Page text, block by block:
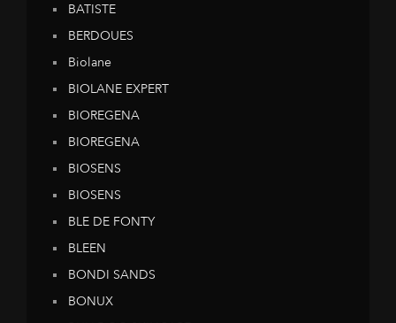
BATISTE
BERDOUES
Biolane
BIOLANE EXPERT
BIOREGENA
BIOREGENA
BIOSENS
BIOSENS
BLE DE FONTY
BLEEN
BONDI SANDS
BONUX